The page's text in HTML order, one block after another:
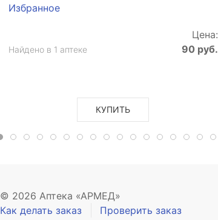
Избранное
Цена:
Найдено в 1 аптеке 90 руб.
КУПИТЬ
© 2026 Аптека «АРМЕД»
Как делать заказ
Проверить заказ